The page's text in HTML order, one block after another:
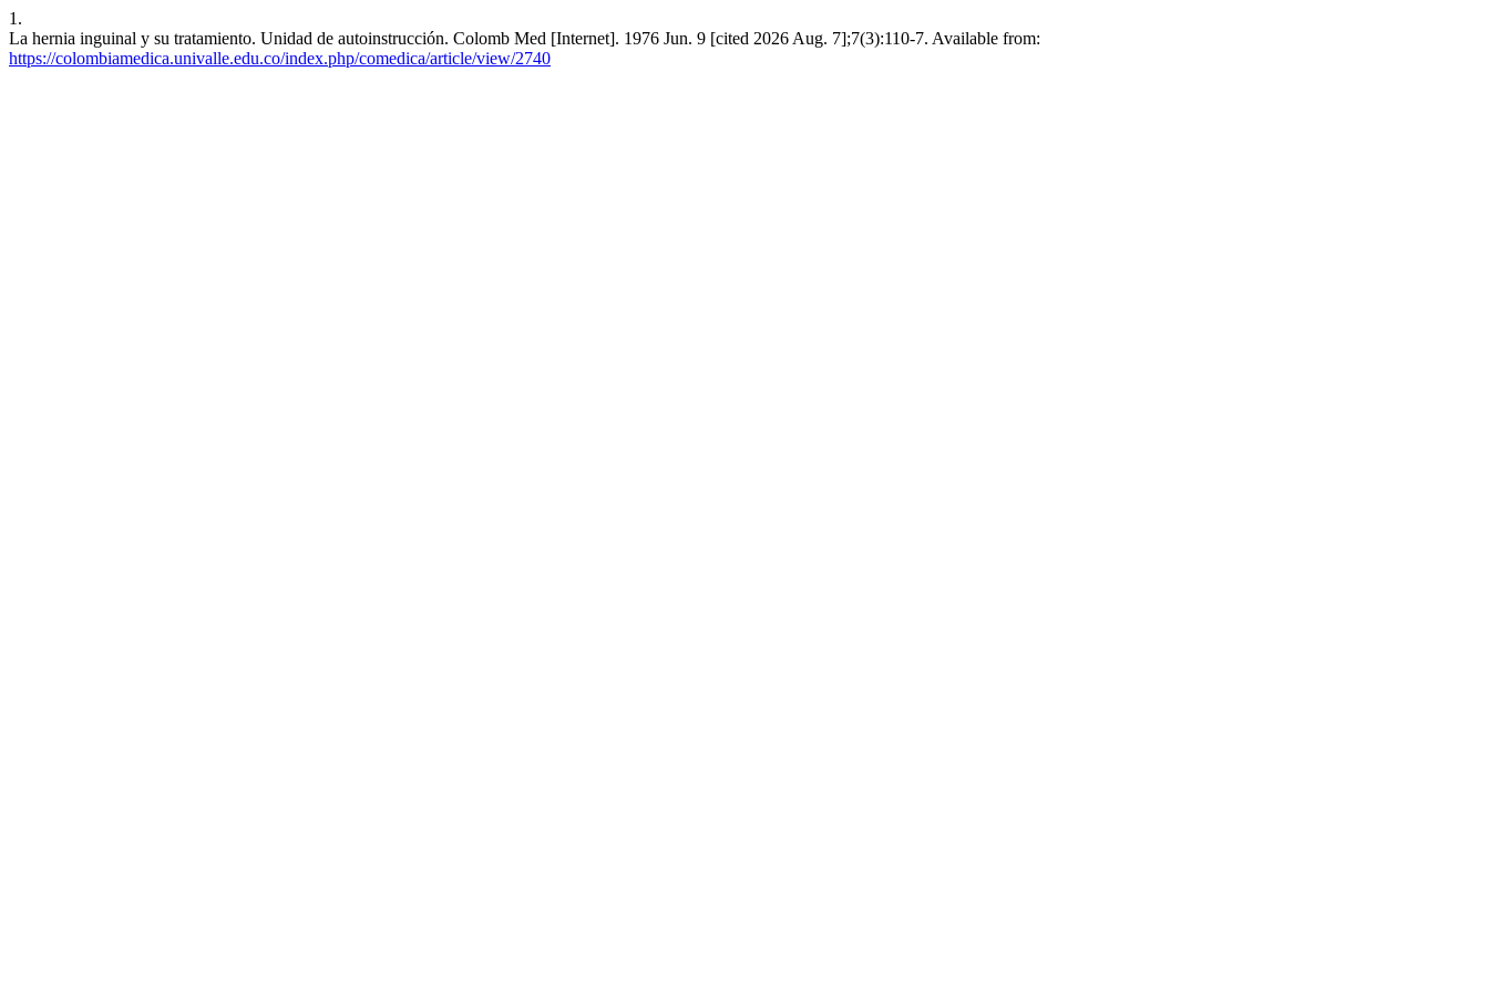
1.
La hernia inguinal y su tratamiento. Unidad de autoinstrucción. Colomb Med [Internet]. 1976 Jun. 9 [cited 2026 Aug. 7];7(3):110-7. Available from:
https://colombiamedica.univalle.edu.co/index.php/comedica/article/view/2740